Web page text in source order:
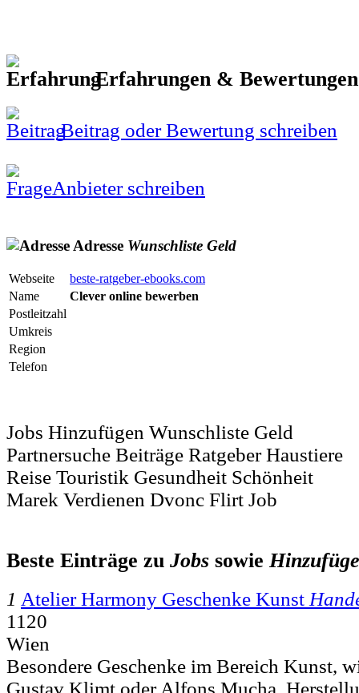
Erfahrungen &
Beitrag oder Bewertung schreiben
Anbieter schreiben
Adresse Wunschliste Geld
Webseite
beste-ratgeber-ebooks.com
Name
Clever online bewerben
Postleitzahl
Umkreis
Region
Telefon
Jobs Hinzufügen Wunschliste Geld
Partnersuche Beiträge Ratgeber Haustiere
Reise Touristik Gesundheit Schönheit
Marek Verdienen Dvonc Flirt Job
Beste Einträge zu Jobs sowie
1 Atelier Harmony Geschenke Kunst
1120
Wien
Besondere Geschenke im Bereich Kunst,
Gustav Klimt oder Alfons Mucha,